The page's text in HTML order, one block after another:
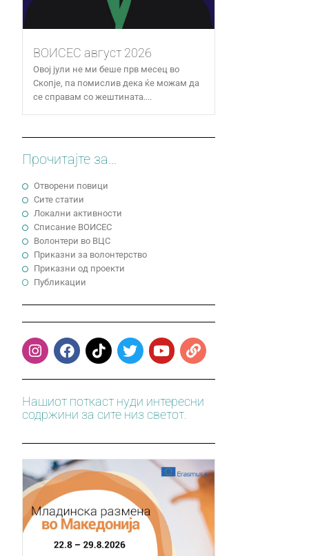
ВОИСЕС август 2026
Овој јули не ми беше прв месец во
Скопје, па помислив дека ќе можам да
се справам со жештината....
Прочитајте за...
Отворени повици
Сите статии
Локални активности
Cписание ВОИСЕС
Волонтери во ВЦС
Приказни за волонтерство
Приказни од проекти
Публикации
Нашиот поткаст нуди интересни
содржини за сите низ светот.